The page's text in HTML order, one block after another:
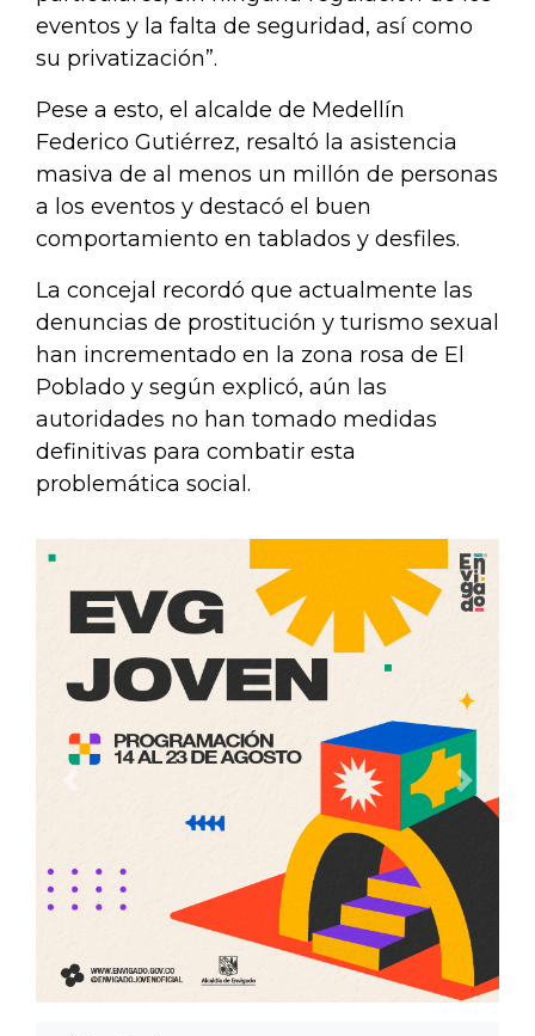
eventos y la falta de seguridad, así como
su privatización”.
Pese a esto, el alcalde de Medellín
Federico Gutiérrez, resaltó la asistencia
masiva de al menos un millón de personas
a los eventos y destacó el buen
comportamiento en tablados y desfiles.
La concejal recordó que actualmente las
denuncias de prostitución y turismo sexual
han incrementado en la zona rosa de El
Poblado y según explicó, aún las
autoridades no han tomado medidas
definitivas para combatir esta
problemática social.